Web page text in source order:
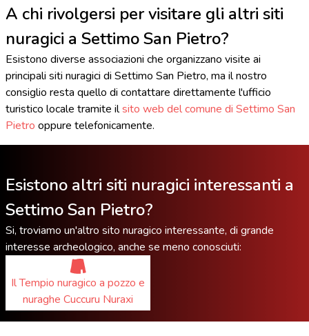
A chi rivolgersi per visitare gli altri siti
nuragici a Settimo San Pietro?
Esistono diverse associazioni che organizzano visite ai
principali siti nuragici di Settimo San Pietro, ma il nostro
consiglio resta quello di contattare direttamente l'ufficio
turistico locale tramite ilsito web del comune di Settimo San
Pietro oppure telefonicamente.
Esistono altri siti nuragici interessanti a
Settimo San Pietro?
Si, troviamo un'altro sito nuragico interessante, di grande
interesse archeologico, anche se meno conosciuti:
Il Tempio nuragico a pozzo e
nuraghe Cuccuru Nuraxi